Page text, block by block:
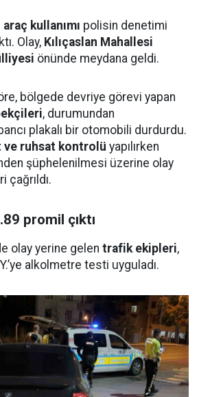
kullanımı polisin denetimi
Olay, Kılıçaslan Mahallesi
önünde meydana geldi.
bölgede devriye görevi yapan
, durumundan
plakalı bir otomobili durdurdu.
ve ruhsat kontrolü yapılırken
şüphelenilmesi üzerine olay
çağrıldı.
promil çıktı
olay yerine gelen trafik ekipleri,
alkolmetre testi uyguladı.